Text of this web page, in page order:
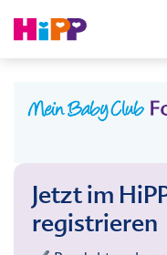
Jetzt im
registrieren